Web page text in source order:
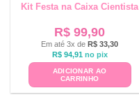
Kit Festa na Caixa Cientista
R$ 99,90
Em até 3x de R$ 33,30
R$94,91 no pix
ADICIONAR AO
CARRINHO